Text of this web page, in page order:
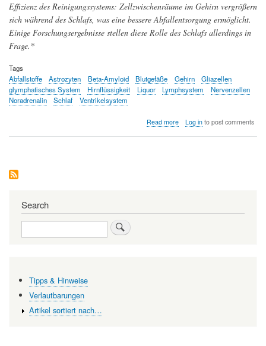
Effizienz des Reinigungssystems: Zellzwischenräume im Gehirn vergrößern
sich während des Schlafs, was eine bessere Abfallentsorgung ermöglicht.
Einige Forschungsergebnisse stellen diese Rolle des Schlafs allerdings in
Frage.*
Tags
Abfallstoffe
Astrozyten Beta-Amyloid Blutgefäße Gehirn
Gliazellen
glymphatisches System
Hirnflüssigkeit Liquor Lymphsystem
Nervenzellen
Noradrenalin
Schlaf Ventrikelsystem
Read moreabout
Log into post comments
Search
Search
Tipps & Hinweise
Verlautbarungen
Artikel sortiert nach…